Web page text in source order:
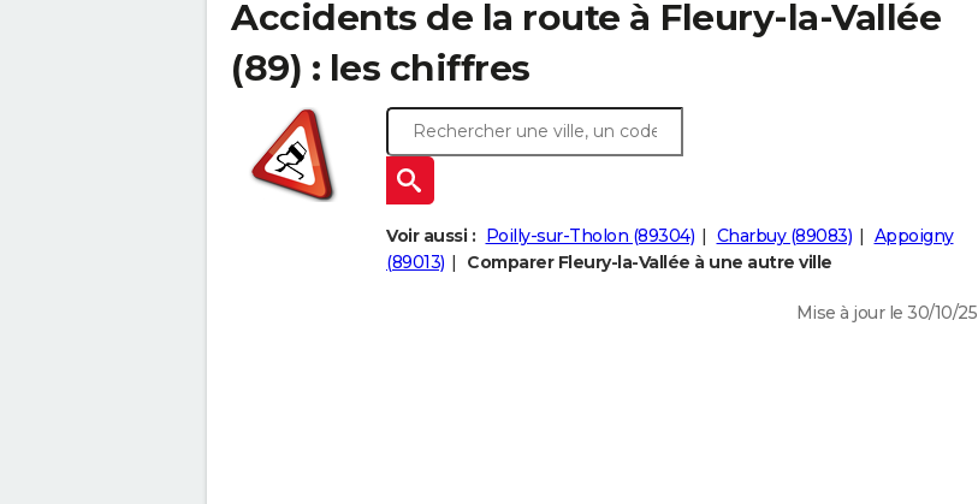
Accidents de la route à Fleury-la-Vallée
(89) : les chiffres
Voir aussi : Poilly-sur-Tholon (89304) Charbuy (89083)
Appoigny
(89013)
Comparer Fleury-la-Vallée à une autre ville
Mise à jour le 30/10/25